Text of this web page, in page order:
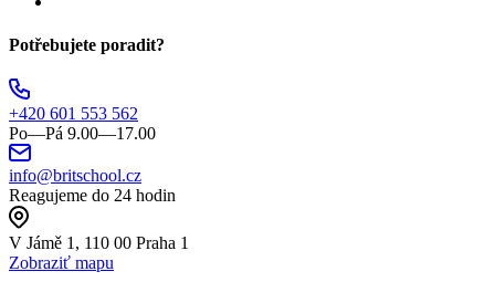
Potřebujete poradit?
+420 601 553 562
Po—Pá 9.00—17.00
info@britschool.cz
Reagujeme do 24 hodin
V Jámě 1, 110 00 Praha 1
Zobraziť mapu